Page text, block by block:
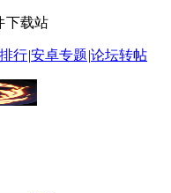
下载站
行|安卓专题|论坛转帖